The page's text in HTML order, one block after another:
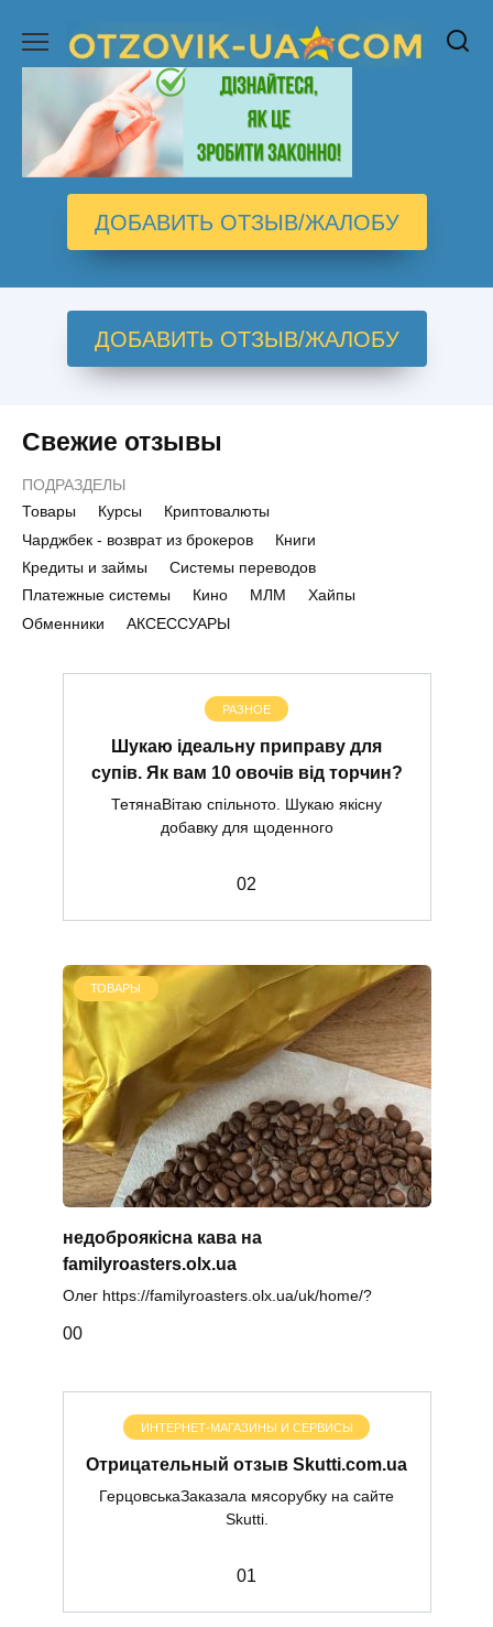
содержанию
ДОБАВИТЬ ОТЗЫВ/ЖАЛОБУ
ДОБАВИТЬ ОТЗЫВ/ЖАЛОБУ
Свежие отзывы
ПОДРАЗДЕЛЫ
Товары
Курсы
Криптовалюты
Чарджбек - возврат из брокеров
Книги
Кредиты и займы
Системы переводов
Платежные системы
Кино МЛМ
Хайпы
Обменники
АКСЕССУАРЫ
РАЗНОЕ
Шукаю ідеальну приправу для
супів. Як вам 10 овочів від торчин?
ТетянаВітаю спільното. Шукаю якісну
добавку для щоденного
02
ТОВАРЫ
недоброякісна кава на
familyroasters.olx.ua
Олег https://familyroasters.olx.ua/uk/home/?
00
ИНТЕРНЕТ-МАГАЗИНЫ И СЕРВИСЫ
Отрицательный отзыв Skutti.com.ua
ГерцовськаЗаказала мясорубку на сайте
Skutti.
01